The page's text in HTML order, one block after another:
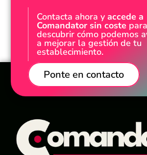
Contacta ahora yaccede a
Comandator sin coste para
descubrir cómo podemos
a mejorar la gestión de tu
establecimiento.
Ponte en contacto